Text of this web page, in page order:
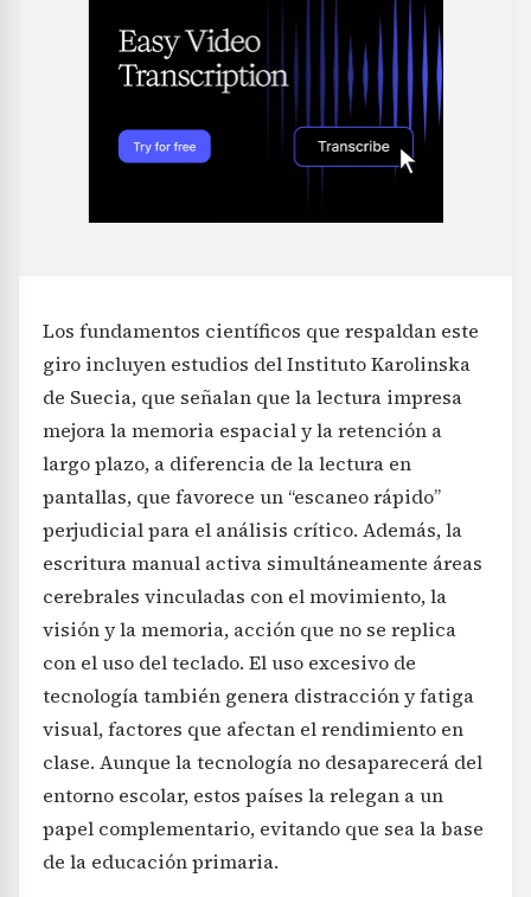
Los fundamentos científicos que respaldan este
giro incluyen estudios del Instituto Karolinska
de Suecia, que señalan que la lectura impresa
mejora la memoria espacial y la retención a
largo plazo, a diferencia de la lectura en
pantallas, que favorece un “escaneo rápido”
perjudicial para el análisis crítico. Además, la
escritura manual activa simultáneamente áreas
cerebrales vinculadas con el movimiento, la
visión y la memoria, acción que no se replica
con el uso del teclado. El uso excesivo de
tecnología también genera distracción y fatiga
visual, factores que afectan el rendimiento en
clase. Aunque la tecnología no desaparecerá del
entorno escolar, estos países la relegan a un
papel complementario, evitando que sea la base
de la educación primaria.